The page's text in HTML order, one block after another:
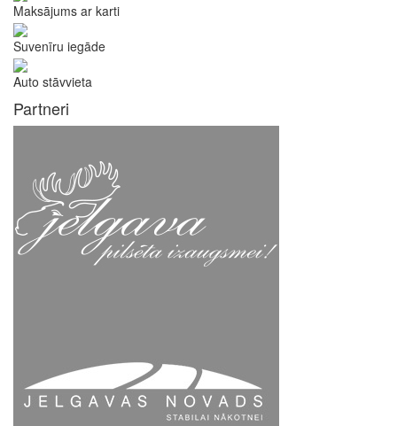
Maksājums ar karti
Suvenīru iegāde
Auto stāvvieta
Partneri